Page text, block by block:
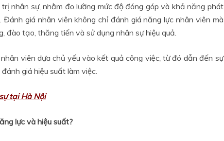
nhân sự, nhằm đo lường mức độ đóng góp và khả năng phát
giá nhân viên không chỉ đánh giá năng lực nhân viên mà
đào tạo, thăng tiến và sử dụng nhân sự hiệu quả.
viên dựa chủ yếu vào kết quả công việc, từ đó dẫn đến sự
giá hiệu suất làm việc.
tại Hà Nội
lực và hiệu suất?